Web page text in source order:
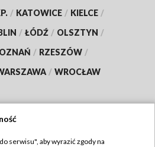
/ KATOWICE / KIELCE /
/ ŁÓDŹ / OLSZTYN /
/ RZESZÓW /
/ WROCŁAW
serwisu", aby wyrazić zgody na